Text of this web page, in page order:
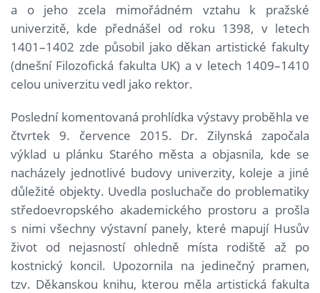
a o jeho zcela mimořádném vztahu k pražské
univerzitě, kde přednášel od roku 1398, v letech
1401–1402 zde působil jako děkan artistické fakulty
(dnešní Filozofická fakulta UK) a v letech 1409–1410
celou univerzitu vedl jako rektor.
Poslední komentovaná prohlídka výstavy proběhla ve
čtvrtek 9. července 2015. Dr. Zilynská započala
výklad u plánku Starého města a objasnila, kde se
nacházely jednotlivé budovy univerzity, koleje a jiné
důležité objekty. Uvedla posluchače do problematiky
středoevropského akademického prostoru a prošla
s nimi všechny výstavní panely, které mapují Husův
život od nejasností ohledně místa rodiště až po
kostnický koncil. Upozornila na jedinečný pramen,
tzv. Děkanskou knihu, kterou měla artistická fakulta